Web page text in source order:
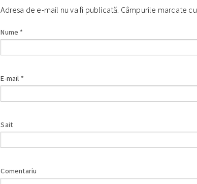
Adresa de e-mail nu va fi publicată. Câmpurile marcate cu
Nume *
E-mail *
Sait
Comentariu